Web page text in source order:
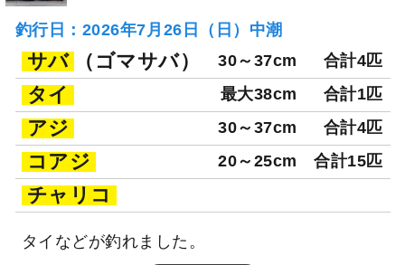
釣行日：2026年7月26日（日）中潮
サバ （ゴマサバ） 30～37cm 合計4匹
タイ 最大38cm 合計1匹
アジ 30～37cm 合計4匹
コアジ 20～25cm 合計15匹
チャリコ
タイなどが釣れました。